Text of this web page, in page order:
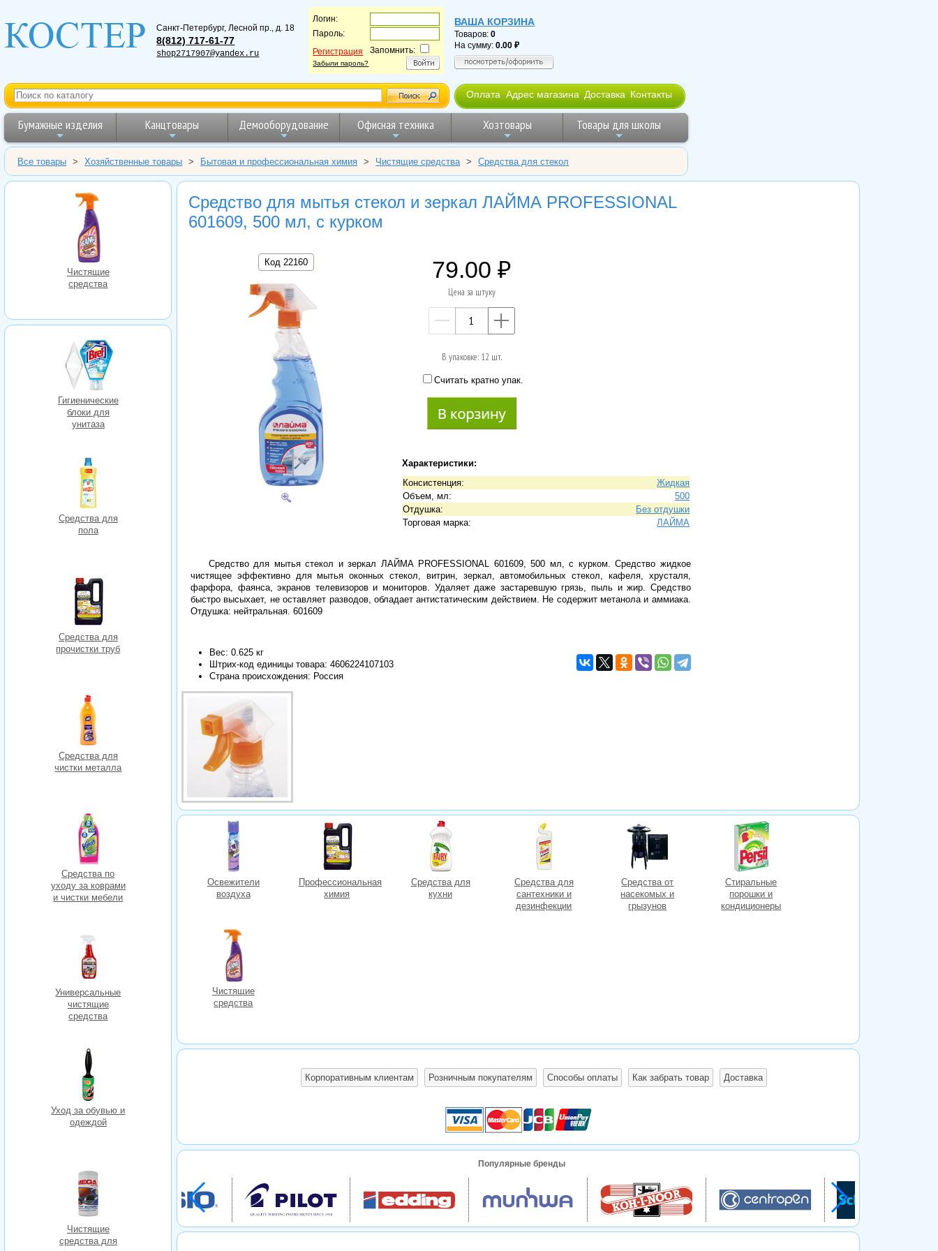
Санкт-Петербург, Лесной пр., д. 18
8(812) 717-61-77
shop2717907@yandex.ru
Логин:
Пароль:
Регистрация
Забыли пароль?
Запомнить:
ВАША КОРЗИНА
Товаров:0
На сумму:0.00
Оплата Адрес магазина Доставка Контакты
Бумажные изделия Канцтовары Демооборудование Офисная техника Хозтовары Товары для школы
Все товары > Хозяйственные товары > Бытовая и профессиональная химия > Чистящие средства > Средства для стекол
Чистящие
средства
Гигиенические
блоки для
унитаза
Средства для
пола
Средства для
прочистки труб
Средства для
чистки металла
Средства по
уходу за коврами
и чистки мебели
Универсальные
чистящие
средства
Уход за обувью и
одеждой
Чистящие
средства для
Средство для мытья стекол и зеркал ЛАЙМА PROFESSIONAL
601609, 500 мл, с курком
Код 22160 79.00
Цена за штуку
—
В упаковке: 12 шт.
Считать кратно упак.
Характеристики:
Консистенция:
Жидкая
Объем, мл:
500
Отдушка:
Без отдушки
Торговая марка:
ЛАЙМА
Средство для мытья стекол и зеркал ЛАЙМА PROFESSIONAL 601609, 500 мл, с курком. Средство жидкое
чистящее эффективно для мытья оконных стекол, витрин, зеркал, автомобильных стекол, кафеля, хрусталя,
фарфора, фаянса, экранов телевизоров и мониторов. Удаляет даже застаревшую грязь, пыль и жир. Средство
быстро высыхает, не оставляет разводов, обладает антистатическим действием. Не содержит метанола и аммиака.
Отдушка: нейтральная. 601609
Вес: 0.625 кг
Штрих-код единицы товара:4606224107103
Страна происхождения: Россия
Освежители
воздуха
Профессиональная
химия
Средства для
кухни
Средства для
сантехники и
дезинфекции
Средства от
насекомых и
грызунов
Стиральные
порошки и
кондиционеры
Чистящие
средства
Корпоративным клиентам Розничным покупателям Способы оплаты Как забрать товар Доставка
Популярные бренды